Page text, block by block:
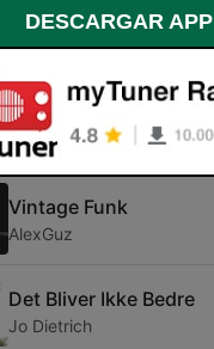
Últimos 30 días
Whatever You Want
Status Quo
Vintage Funk
AlexGuz
Det Bliver Ikke Bedre
Jo Dietrich
DESCARGAR APP